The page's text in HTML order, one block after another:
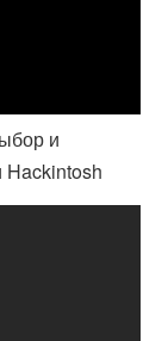
и
Hackintosh